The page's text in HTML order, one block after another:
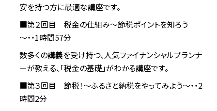
安を持つ方に最適な講座です。
■第２回目 税金の仕組み～節税ポイントを知ろう
～・・1時間57分
数多くの講義を受け持つ、人気ファイナンシャルプランナ
ーが教える、「税金の基礎」がわかる講座です。
■第３回目 節税！～ふるさと納税をやってみよう～・・2
時間2分